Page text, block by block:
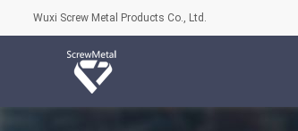
Wuxi Screw Metal Products Co., Ltd.